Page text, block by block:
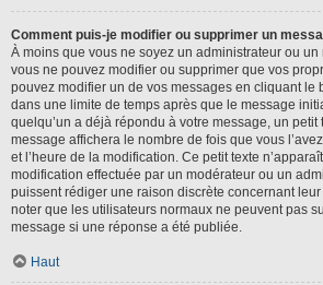
Comment puis-je modifier ou supprimer un
À moins que vous ne soyez un administrateur ou un
vous ne pouvez modifier ou supprimer que vos
pouvez modifier un de vos messages en cliquant le
dans une limite de temps après que le message
quelqu’un a déjà répondu à votre message, un petit
message affichera le nombre de fois que vous
et l’heure de la modification. Ce petit texte
modification effectuée par un modérateur ou un
puissent rédiger une raison discrète concernant
noter que les utilisateurs normaux ne peuvent pas
message si une réponse a été publiée.
Haut